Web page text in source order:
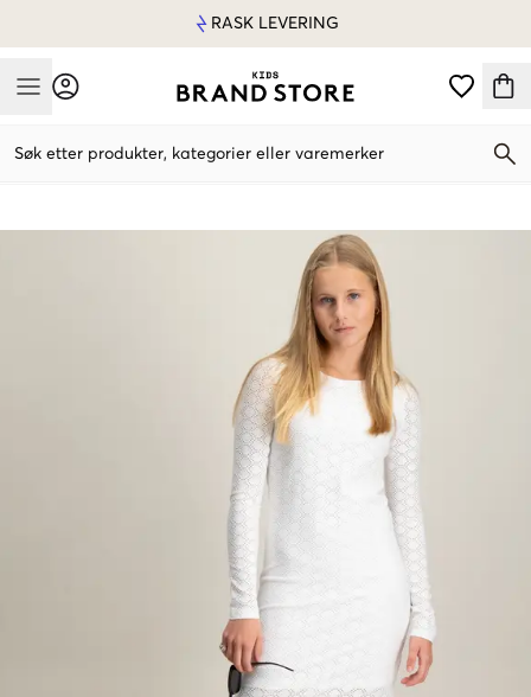
RASK LEVERING
Mobile Menu
Søk etter produkter, kategorier eller varemerker